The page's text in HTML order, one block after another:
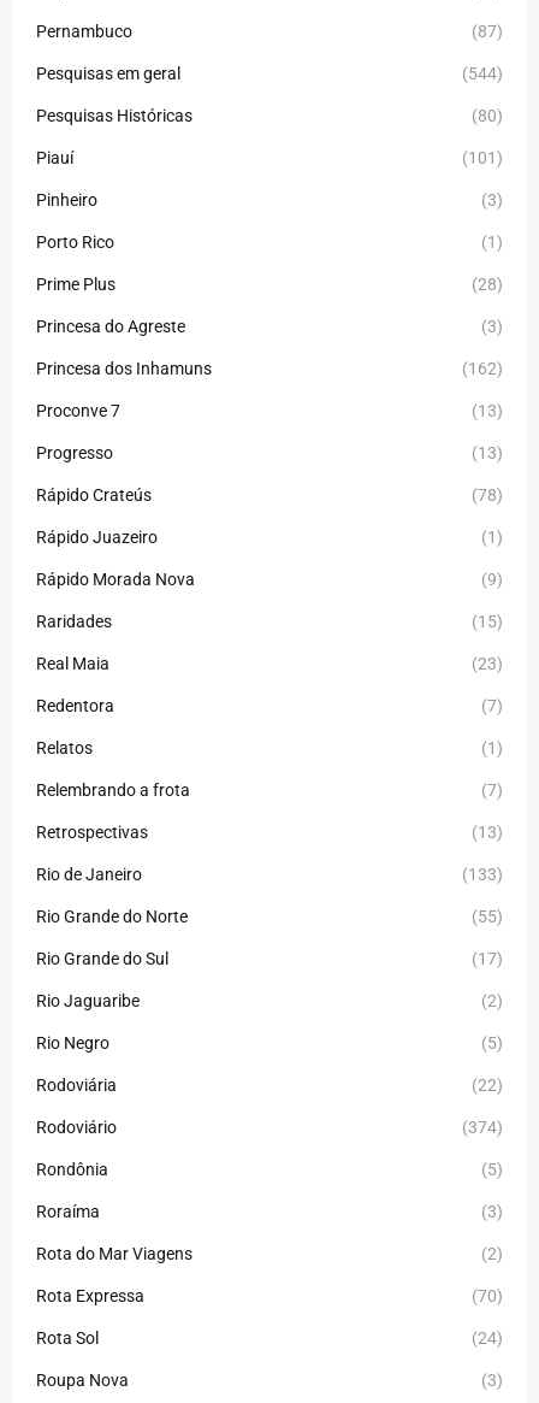
Pernambuco (87)
Pesquisas em geral (544)
Pesquisas Históricas (80)
Piauí (101)
Pinheiro (3)
Porto Rico (1)
Prime Plus (28)
Princesa do Agreste (3)
Princesa dos Inhamuns (162)
Proconve 7 (13)
Progresso (13)
Rápido Crateús (78)
Rápido Juazeiro (1)
Rápido Morada Nova (9)
Raridades (15)
Real Maia (23)
Redentora (7)
Relatos (1)
Relembrando a frota (7)
Retrospectivas (13)
Rio de Janeiro (133)
Rio Grande do Norte (55)
Rio Grande do Sul (17)
Rio Jaguaribe (2)
Rio Negro (5)
Rodoviária (22)
Rodoviário (374)
Rondônia (5)
Roraíma (3)
Rota do Mar Viagens (2)
Rota Expressa (70)
Rota Sol (24)
Roupa Nova (3)